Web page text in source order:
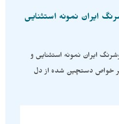
ایران نمونه استثنایی
ایران نمونه استثنایی و
خواص دستچین شده از دل